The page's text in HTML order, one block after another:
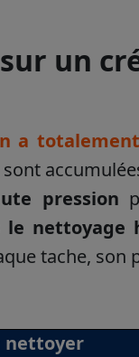
un
n a
pression
nettoyage
tache, son
nettoyer